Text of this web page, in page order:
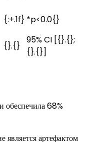
{:+.1f} *p<0.0{}
{}.{}
95% CI [{}.{};
{}.{}]
68%
является артефактом